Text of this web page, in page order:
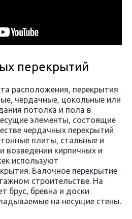
перекрытий
расположения, перекрытия
чердачные, цокольные или
потолка и пола в
элементы, состоящие
чердачных перекрытий
плиты, стальные и
возведении кирпичных и
используют
Балочное перекрытие
строительстве. На
брус, бревна и доски
на несущие стены.